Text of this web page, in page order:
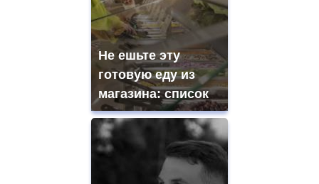
Не ешьте эту
готовую еду из
магазина: список